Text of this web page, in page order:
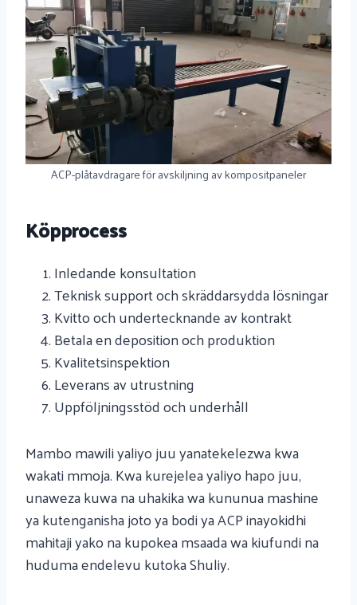
ACP-plåtavdragare för avskiljning av kompositpaneler
Köpprocess
Inledande konsultation
Teknisk support och skräddarsydda lösningar
Kvitto och undertecknande av kontrakt
Betala en deposition och produktion
Kvalitetsinspektion
Leverans av utrustning
Uppföljningsstöd och underhåll
Mambo mawili yaliyo juu yanatekelezwa kwa
wakati mmoja. Kwa kurejelea yaliyo hapo juu,
unaweza kuwa na uhakika wa kununua mashine
ya kutenganisha joto ya bodi ya ACP inayokidhi
mahitaji yako na kupokea msaada wa kiufundi na
huduma endelevu kutoka Shuliy.